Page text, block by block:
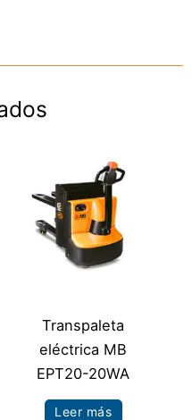
Transpaleta
eléctrica MB
EPT20-20WA
Leer más